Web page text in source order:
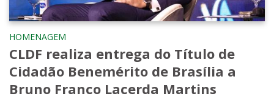
HOMENAGEM
CLDF realiza entrega do Título de
Cidadão Benemérito de Brasília a
Bruno Franco Lacerda Martins